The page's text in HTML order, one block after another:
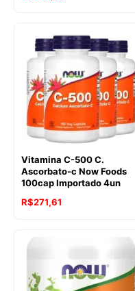
Vitamina C-500 C.
Ascorbato-c Now Foods
100cap Importado 4un
R$271,61